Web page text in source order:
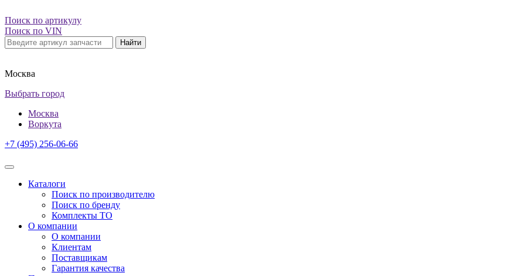
Поиск по артикулу
Поиск по VIN
Найти
Москва
Выбрать город
Москва
Воркута
+7 (495) 256-06-66
Каталоги
Поиск по производителю
Поиск по бренду
Комплекты ТО
О компании
О компании
Клиентам
Поставщикам
Гарантия качества